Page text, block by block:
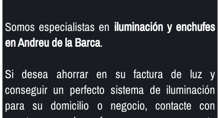
Somos especialistas en iluminación y enchufes
en Andreu de la Barca.
Si desea ahorrar en su factura de luz y
conseguir un perfecto sistema de iluminación
para su domicilio o negocio, contacte con